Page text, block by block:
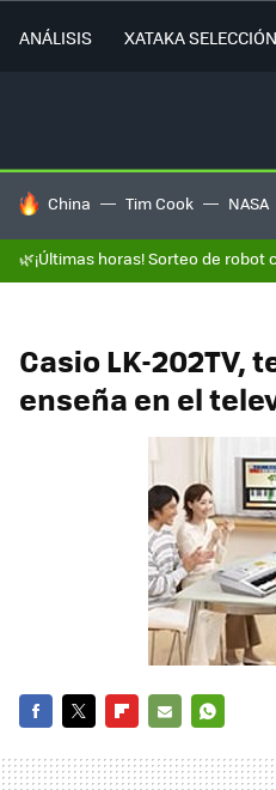
ANÁLISIS XATAKA SELECCIÓN
HOY SE HABLA DE
China Tim Cook NASA
🌿¡Últimas horas! Sorteo de robot
Casio LK-202TV,
enseña en el
MAIL